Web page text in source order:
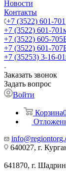
Новости
Контакты
+7 (3522) 601-701
+7 (3522) 601-701
+7 (3522) 605-705
+7 (3522) 601-707
+7 (35253) 3-16-01
Заказать звонок
Задать вопрос
Войти
Корзина
640027, г.
641870, г.